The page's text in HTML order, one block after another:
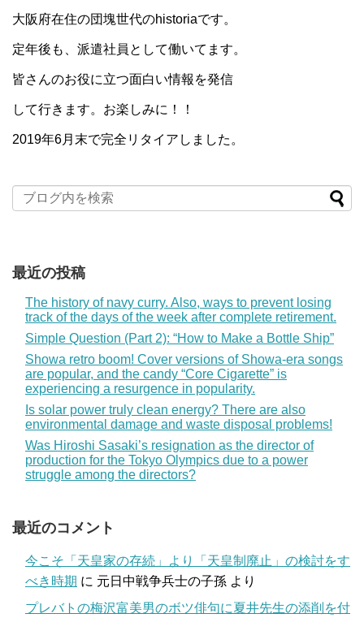
大阪府在住の団塊世代のhistoriaです。
定年後も、派遣社員として働いてます。
皆さんのお役に立つ面白い情報を発信
して行きます。お楽しみに！！
2019年6月末で完全リタイアしました。
最近の投稿
The history of navy curry. Also, ways to prevent losing
track of the days of the week after complete retirement.
Simple Question (Part 2): “How to Make a Bottle Ship”
Showa retro boom! Cover versions of Showa-era songs
are popular, and the candy “Core Cigarette” is
experiencing a resurgence in popularity.
Is solar power truly clean energy? There are also
environmental damage and waste disposal problems!
Was Hiroshi Sasaki’s resignation as the director of
production for the Tokyo Olympics due to a power
struggle among the directors?
最近のコメント
今こそ「天皇家の存続」より「天皇制廃止」の検討をす
べき時期 に 元日中戦争兵士の子孫 より
プレバトの梅沢富美男のボツ俳句に夏井先生の添削を付